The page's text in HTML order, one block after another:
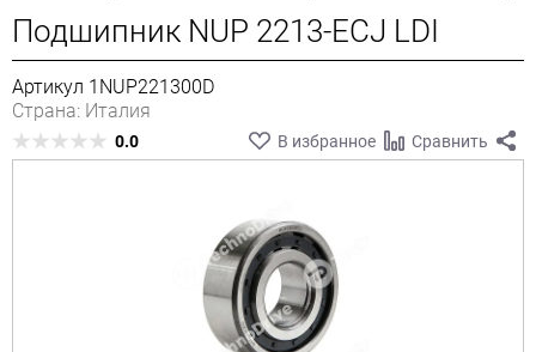
Подшипник NUP 2213-ECJ LDI
Артикул 1NUP221300D
Страна: Италия
0.0 В избранное Сравнить